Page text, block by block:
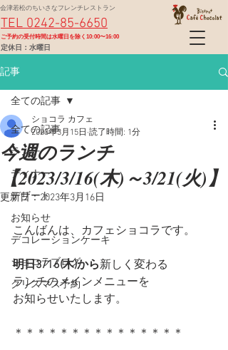
定休日：水曜日
TEL 0242-85-6650
会津若松のちいさなフレンチレストラン
​ご予約の受付時間は水曜日を除く10:00〜16:00
記事
全ての記事
ランチ
ディナー
デザート
お知らせ
デコレーションケーキ
ショコラブログ
クリスマス予約
全ての記事
今週のランチ
【2023/3/16(木)～3/21(火)】
ショコラ カフェ
2023年3月15日 読了時間: 1分
更新日：2023年3月16日
こんばんは、カフェショコラです。
明日3/16(木)から新しく変わる
ランチのメインメニューを
お知らせいたします。
＊＊＊＊＊＊＊＊＊＊＊＊＊＊＊